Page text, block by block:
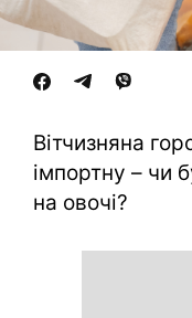
Вітчизняна
імпортну – чи
на овочі?